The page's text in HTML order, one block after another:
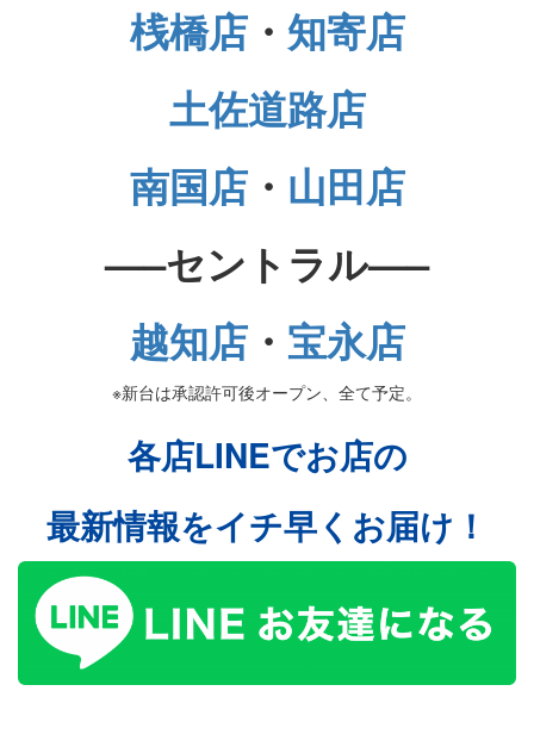
桟橋店・ 知寄店
土佐道路店
南国店・ 山田店
—–セントラル—–
越知店・ 宝永店
※新台は承認許可後オープン、全て予定。
各店LINEでお店の
最新情報をイチ早くお届け！